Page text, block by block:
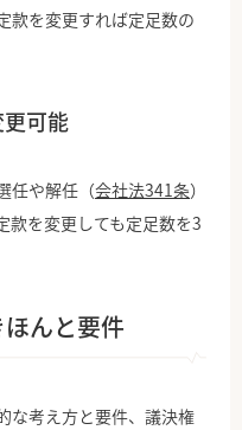
款を変更すれば定足数の
可能
任や解任（会社法341条）
款を変更しても定足数を3
んと要件
な考え方と要件、議決権